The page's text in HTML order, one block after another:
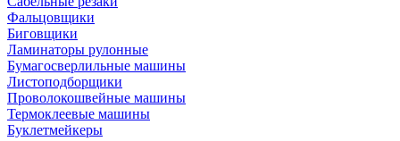
Фальцовщики
Биговщики
Ламинаторы рулонные
Бумагосверлильные машины
Листоподборщики
Проволокошвейные машины
Термоклеевые машины
Буклетмейкеры